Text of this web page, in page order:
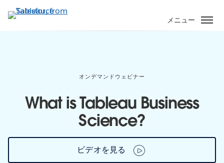
イ
メニュー
オンデマンドウェビナー
What is Tableau Business
Science?
ビデオを見る